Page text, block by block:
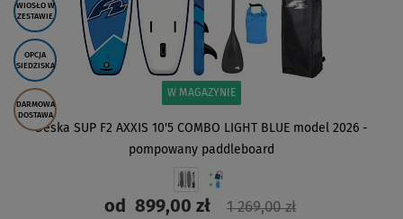
WIOSŁO W
ZESTAWIE
OPCJA
SIEDZISKA
DARMOWA
DOSTAWA
W MAGAZYNIE
Deska SUP F2 AXXIS 10'5 COMBO LIGHT BLUE model 2026 -
pompowany paddleboard
od 899,00 zł 1 269,00 zł